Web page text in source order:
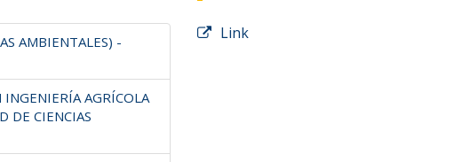
AMBIENTALES) -
AGRÍCOLA
DE CIENCIAS
Link